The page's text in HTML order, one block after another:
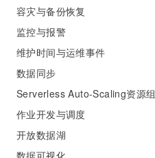
容灾与备份恢复
监控与报警
维护时间与运维事件
数据同步
Serverless Auto-Scaling资源组
作业开发与调度
开放数据湖
数据可视化
终端用户计算
Serverless
迁移与运维管理
专有云